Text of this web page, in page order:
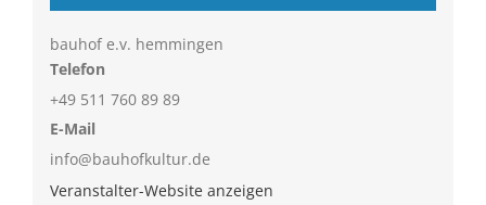
bauhof e.v. hemmingen
Telefon
+49 511 760 89 89
E-Mail
info@bauhofkultur.de
Veranstalter-Website anzeigen